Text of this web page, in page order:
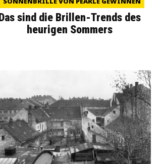
Das sind die Brillen-Trends des
heurigen Sommers